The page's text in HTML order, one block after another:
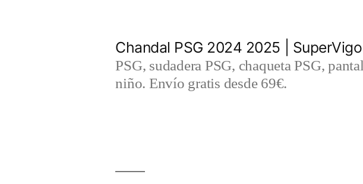
Chandal PSG 2024 2025 | SuperVigo
PSG, sudadera PSG, chaqueta PSG,
niño. Envío gratis desde 69€.